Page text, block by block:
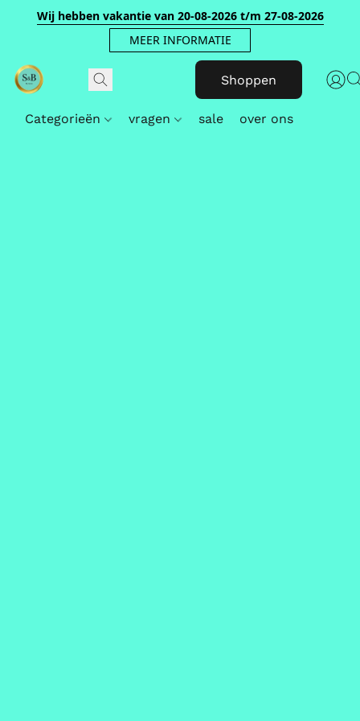
Wij hebben vakantie van 20-08-2026 t/m 27-08-2026
MEER INFORMATIE
Shoppen
Categorieën vragen sale over ons